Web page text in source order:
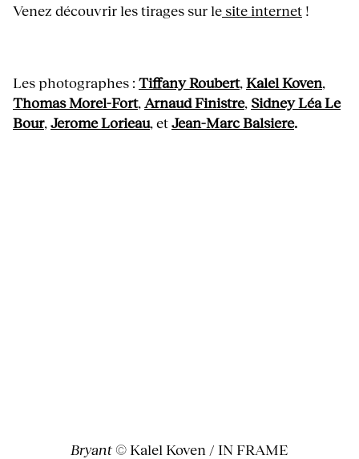
Venez découvrir les tirages sur le site internet !
Les photographes : Tiffany Roubert,Kalel Koven,
Thomas Morel-Fort, Arnaud Finistre, Sidney Léa Le
Bour,Jerome Lorieau, etJean-Marc Balsiere.
Bryant © Kalel Koven / IN FRAME